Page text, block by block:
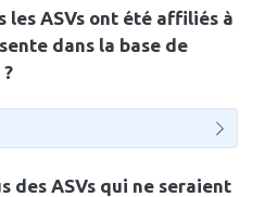
les ASVs ont été affiliés à
dans la base de
des ASVs qui ne seraient